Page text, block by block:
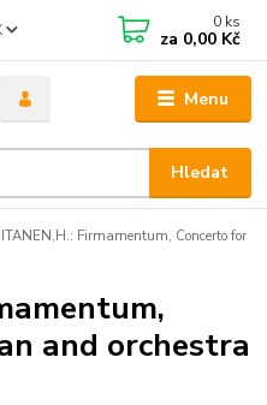
Menu
Hledat
0 ks
za 0,00 Kč
Firmamentum, Concerto for
and orchestra